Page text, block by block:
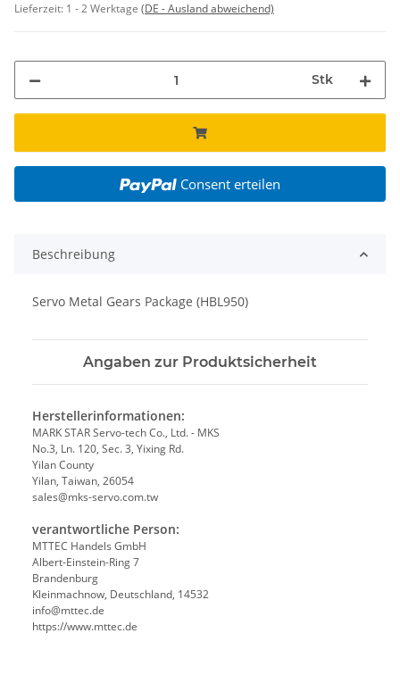
Lieferzeit: 1 - 2 Werktage (DE - Ausland abweichend)
Stk
Consent erteilen
Beschreibung
Servo Metal Gears Package (HBL950)
Angaben zur Produktsicherheit
Herstellerinformationen:
MARK STAR Servo-tech Co., Ltd. - MKS
No.3, Ln. 120, Sec. 3, Yixing Rd.
Yilan County
Yilan, Taiwan, 26054
sales@mks-servo.com.tw
verantwortliche Person:
MTTEC Handels GmbH
Albert-Einstein-Ring 7
Brandenburg
Kleinmachnow, Deutschland, 14532
info@mttec.de
https://www.mttec.de